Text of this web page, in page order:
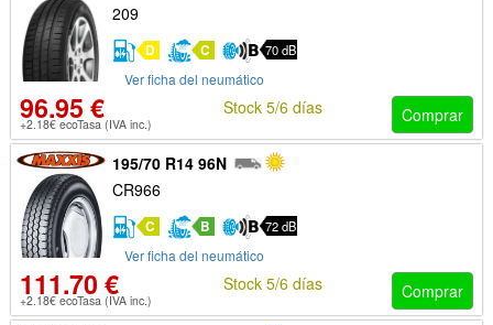
209
D C 70 dB
Ver ficha del neumático
96.95 €
+2.18€ ecoTasa (IVA inc.) Comprar
Stock 5/6 días
195/70 R14 96N
CR966
C B 72 dB
Ver ficha del neumático
111.70 €
+2.18€ ecoTasa (IVA inc.) Comprar
Stock 5/6 días